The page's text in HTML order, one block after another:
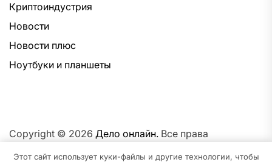
Криптоиндустрия
Новости
Новости плюс
Ноутбуки и планшеты
Copyright © 2026 Дело онлайн. Все права
Этот сайт использует куки-файлы и другие технологии, чтобы